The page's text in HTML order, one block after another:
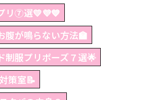
リ⑦選💛💜💙
腹が鳴らない方法🏫
制服プリポーズ７選🌟
策室📝